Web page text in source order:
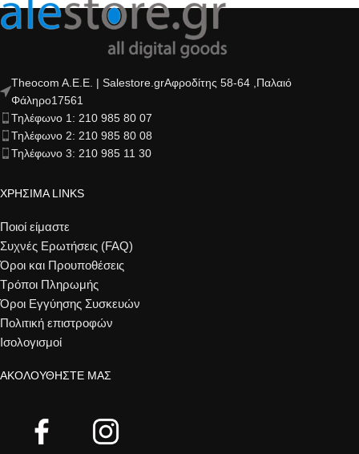
Theocom A.E.E. | Salestore.grΑφροδίτης 58-64 ,Παλαιό
Φάληρο17561
Τηλέφωνο 1: 210 985 80 07
Τηλέφωνο 2: 210 985 80 08
Τηλέφωνο 3: 210 985 11 30
ΧΡΗΣΙΜΑ LINKS
Ποιοί είμαστε
Συχνές Ερωτήσεις (FAQ)
Όροι και Προυποθέσεις
Τρόποι Πληρωμής
Όροι Εγγύησης Συσκευών
Πολιτική επιστροφών
Ισολογισμοί
ΑΚΟΛΟΥΘΉΣΤΕ ΜΑΣ